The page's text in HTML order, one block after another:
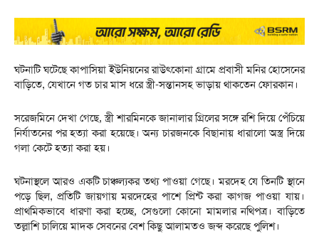
ঘটনাটি ঘটেছে কাপাসিয়া ইউনিয়নের রাউৎকোনা গ্রামে প্রবাসী মনির হোসেনের
বাড়িতে, যেখানে গত চার মাস ধরে স্ত্রী-সন্তানসহ ভাড়ায় থাকতেন ফোরকান।
সরেজমিনে দেখা গেছে, স্ত্রী শারমিনকে জানালার গ্রিলের সঙ্গে রশি দিয়ে পেঁচিয়ে
নির্যাতনের পর হত্যা করা হয়েছে। অন্য চারজনকে বিছানায় ধারালো অস্ত্র দিয়ে
গলা কেটে হত্যা করা হয়।
ঘটনাস্থলে আরও একটি চাঞ্চল্যকর তথ্য পাওয়া গেছে। মরদেহ যে তিনটি স্থানে
পড়ে ছিল, প্রতিটি জায়গায় মরদেহের পাশে প্রিন্ট করা কাগজ পাওয়া যায়।
প্রাথমিকভাবে ধারণা করা হচ্ছে, সেগুলো কোনো মামলার নথিপত্র। বাড়িতে
তল্লাশি চালিয়ে মাদক সেবনের বেশ কিছু আলামতও জব্দ করেছে পুলিশ।